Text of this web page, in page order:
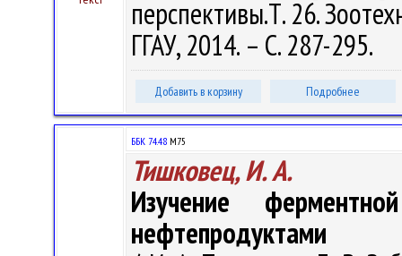
перспективы.Т. 26.
ГГАУ, 2014. – С. 287-295.
Добавить в корзину Подробнее
ББК 74.48 М75
Тишковец, И. А.
Изучение
нефтепродуктами